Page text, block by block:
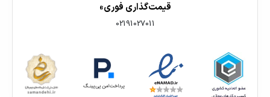
قیمت‌گذاری فوری»
02191027011